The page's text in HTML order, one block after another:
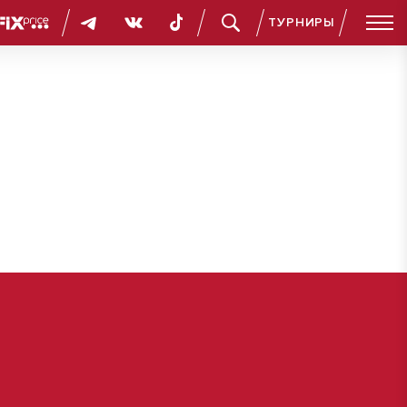
ТУРНИРЫ